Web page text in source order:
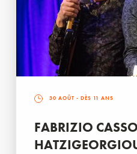
30 AOÛT - DÈS 11 ANS
FABRIZIO